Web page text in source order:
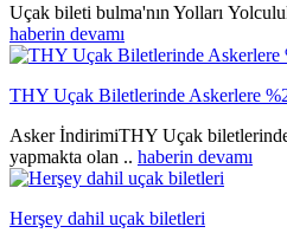
Uçak bileti bulma'nın Yolları
haberin devamı
THY Uçak Biletlerinde Askerlere
Asker İndirimiTHY Uçak
yapmakta olan .. haberin devamı
Herşey dahil uçak biletleri